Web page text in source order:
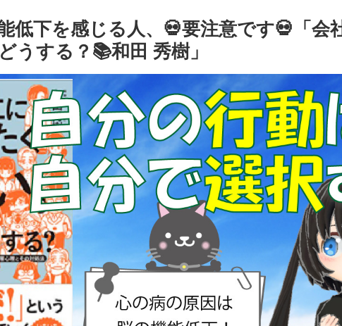
低下を感じる人、💀要注意です💀「会
うする？📚和田 秀樹」